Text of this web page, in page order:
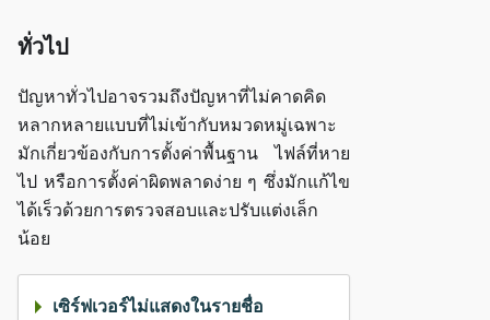
ทั่วไป
ปัญหาทั่วไปอาจรวมถึงปัญหาที่ไม่คาดคิด
หลากหลายแบบที่ไม่เข้ากับหมวดหมู่เฉพาะ
มักเกี่ยวข้องกับการตั้งค่าพื้นฐาน ไฟล์ที่หาย
ไป หรือการตั้งค่าผิดพลาดง่าย ๆ ซึ่งมักแก้ไข
ได้เร็วด้วยการตรวจสอบและปรับแต่งเล็ก
น้อย
เซิร์ฟเวอร์ไม่แสดงในรายชื่อ